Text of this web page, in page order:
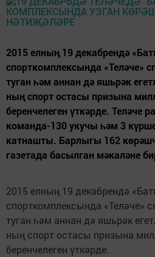
2015 елның 19 декабрендә
спорткомплексында «Теләче»
туган һәм аннан дә яшьрәк
ның спорт остасы призына
беренчелеген үткәрде. Теләче
команда-130 укучы һәм 3
катнашты. Барлыгы 162
газетада басылган мәкаләне
2015 елның 19 декабрендә
спорткомплексында «Теләче»
туган һәм аннан дә яшьрәк
ның спорт остасы призына
беренчелеген үткәрде.